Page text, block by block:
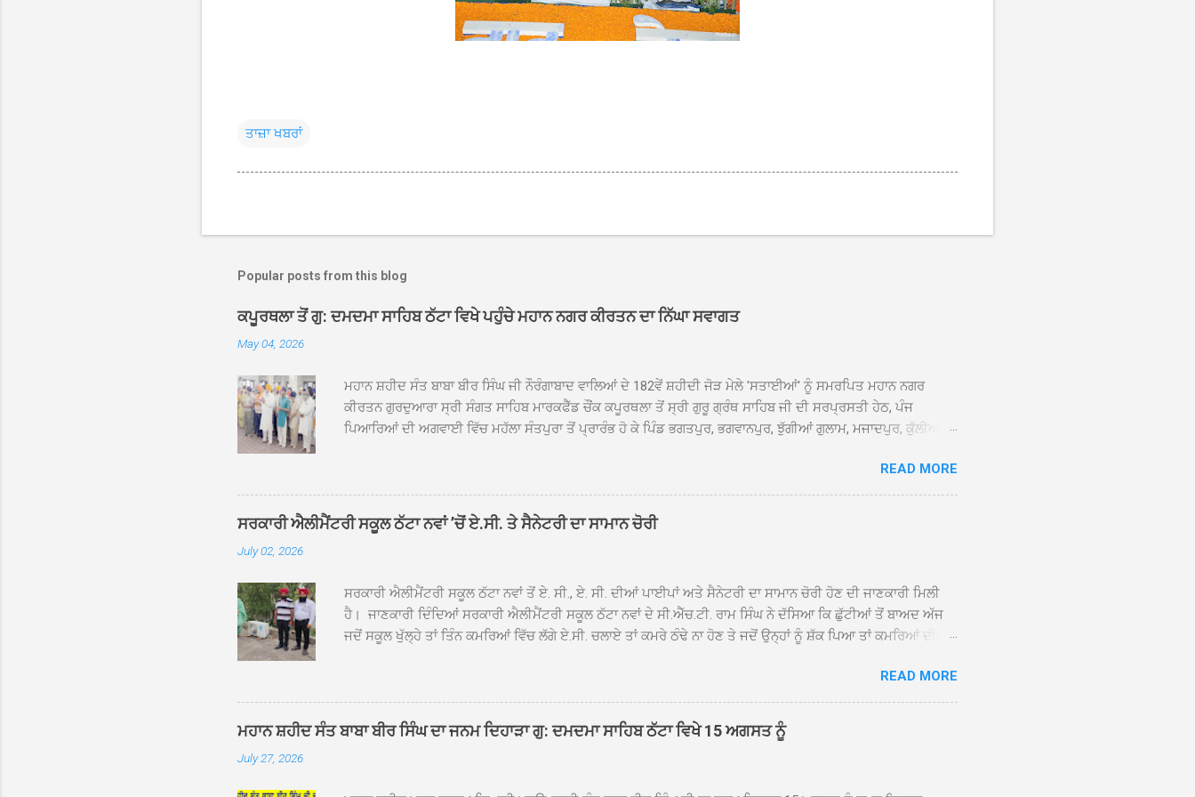
ਤਾਜ਼ਾ ਖਬਰਾਂ
Popular posts from this blog
ਕਪੂਰਥਲਾ ਤੋਂ ਗੁ: ਦਮਦਮਾ ਸਾਹਿਬ ਠੱਟਾ ਵਿਖੇ ਪਹੁੰਚੇ ਮਹਾਨ ਨਗਰ ਕੀਰਤਨ ਦਾ ਨਿੱਘਾ ਸਵਾਗਤ
May 04, 2026
ਮਹਾਨ ਸ਼ਹੀਦ ਸੰਤ ਬਾਬਾ ਬੀਰ ਸਿੰਘ ਜੀ ਨੌਰੰਗਾਬਾਦ ਵਾਲਿਆਂ ਦੇ 182ਵੇਂ ਸ਼ਹੀਦੀ ਜੋੜ ਮੇਲੇ 'ਸਤਾਈਆਂ' ਨੂੰ ਸਮਰਪਿਤ ਮਹਾਨ ਨਗਰ
ਕੀਰਤਨ ਗੁਰਦੁਆਰਾ ਸ੍ਰੀ ਸੰਗਤ ਸਾਹਿਬ ਮਾਰਕਫੈੱਡ ਚੌਂਕ ਕਪੂਰਥਲਾ ਤੋਂ ਸ੍ਰੀ ਗੁਰੂ ਗ੍ਰੰਥ ਸਾਹਿਬ ਜੀ ਦੀ ਸਰਪ੍ਰਸਤੀ ਹੇਠ, ਪੰਜ
ਪਿਆਰਿਆਂ ਦੀ ਅਗਵਾਈ ਵਿੱਚ ਮਹੱਲਾ ਸੰਤਪੁਰਾ ਤੋਂ ਪ੍ਰਾਰੰਭ ਹੋ ਕੇ ਪਿੰਡ ਭਗਤਪੁਰ, ਭਗਵਾਨਪੁਰ, ਝੁੱਗੀਆਂ ਗੁਲਾਮ, ਮਜਾਦਪੁਰ, ਕੁੱਲੀਆਂ,
ਦਮਦਮਾ ਸਾਹਿਬ ਠੱਟਾ ਵਿਖੇ ਪਹੁੰਚਿਆ। ਨਗਰ ਕੀਰਤਨ ਦੇ ਗੁਰਦੁਆਰਾ ਸ੍ਰੀ ਦਮਦਮਾ ਸਾਹਿਬ ਠੱਟਾ ਵਿਖੇ ਪਹੁੰਚਣ ’ਤੇ ਮੁੱਖ ਸੇਵਾਦਾਰ
ਸੰਤ ਬਾਬਾ ਹਰਜੀਤ ਸਿੰਘ ਤੇ ਇਲਾਕੇ ਦੀਆਂ ਸੰਗਤਾਂ ਵੱਲੋਂ ਜੈਕਾਰਿਆਂ ਦੀ ਗੂੰਜ ਵਿਚ ਨਿੱਘਾ ਸਵਾਗਤ ਕੀਤਾ ਗਿਆ। ਗੁਰਦੁਆਰਾ ਸ੍ਰੀ
ਦਮਦਮਾ ਸਾਹਿਬ ਠੱਟਾ ਵਿਖੇ ਨਗਰ ਕੀਰਤਨ ਦੇ ਸਮਾਪਤੀ ਦੀ ਅਰਦਾਸ ਹੋਈ। ਇਸ ਮੌਕੇ ਪੰਜ ਪਿਆਰੇ ਸਾਹਿਬਾਨ ਤੇ ਨਗਰ ਕੀਰਤਨ ਦੇ
ਪ੍ਰਬੰਧਕਾਂ ਦਾ ਗੁਰਦੁਆਰਾ ਦਮਦਮਾ ਸਾਹਿਬ ਠੱਟਾ ਦੇ ਮੁੱਖ ਸੇਵਾਦਾਰ ਸੰਤ ਬਾਬਾ ਹਰਜੀਤ ਸਿੰਘ ਵੱਲੋਂ ਸਿਰੋਪਾਓ ਦੇ ਕੇ ਵਿਸ਼ੇਸ਼ ਤੌਰ ’ਤੇ
READ MORE
ਸਰਕਾਰੀ ਐਲੀਮੈਂਟਰੀ ਸਕੂਲ ਠੱਟਾ ਨਵਾਂ ’ਚੋਂ ਏ.ਸੀ. ਤੇ ਸੈਨੇਟਰੀ ਦਾ ਸਾਮਾਨ ਚੋਰੀ
July 02, 2026
ਸਰਕਾਰੀ ਐਲੀਮੈਂਟਰੀ ਸਕੂਲ ਠੱਟਾ ਨਵਾਂ ਤੋਂ ਏ. ਸੀ., ਏ. ਸੀ. ਦੀਆਂ ਪਾਈਪਾਂ ਅਤੇ ਸੈਨੇਟਰੀ ਦਾ ਸਾਮਾਨ ਚੋਰੀ ਹੋਣ ਦੀ ਜਾਣਕਾਰੀ ਮਿਲੀ
ਹੈ। ਜਾਣਕਾਰੀ ਦਿੰਦਿਆਂ ਸਰਕਾਰੀ ਐਲੀਮੈਂਟਰੀ ਸਕੂਲ ਠੱਟਾ ਨਵਾਂ ਦੇ ਸੀ.ਐੱਚ.ਟੀ. ਰਾਮ ਸਿੰਘ ਨੇ ਦੱਸਿਆ ਕਿ ਛੁੱਟੀਆਂ ਤੋਂ ਬਾਅਦ ਅੱਜ
ਜਦੋਂ ਸਕੂਲ ਖੁੱਲ੍ਹੇ ਤਾਂ ਤਿੰਨ ਕਮਰਿਆਂ ਵਿੱਚ ਲੱਗੇ ਏ.ਸੀ. ਚਲਾਏ ਤਾਂ ਕਮਰੇ ਠੰਢੇ ਨਾ ਹੋਣ ਤੇ ਜਦੋਂ ਉਨ੍ਹਾਂ ਨੂੰ ਸ਼ੱਕ ਪਿਆ ਤਾਂ ਕਮਰਿਆਂ ਦੀਆਂ
ਹੋਈਆਂ ਸਨ। ਉਨ੍ਹਾਂ ਦੱਸਿਆ ਕਿ ਉਹ ਛੁੱਟੀਆਂ ਦੌਰਾਨ ਵੀ ਸਕੂਲ ਗੇੜਾ ਮਾਰਦੇ ਸਨ ਅਤੇ 20 ਜੂਨ ਤੱਕ ਸਭ ਠੀਕ ਸੀ। ਚੋਰੀ ਦੀ ਘਟਨਾ
20 ਤੋਂ 30 ਜੂਨ ਵਿਚਕਾਰ ਹੋਈ ਜਾਪਦੀ ਹੈ। ਇਸ ਮੌਕੇ ਸਕੂਲ ਸਟਾਫ ਮੈਂਬਰਾਂ ਅੰਜੂ ਬਾਲਾ, ਹਰਜੀਤ ਕੌਰ, ਕਮਲਪ੍ਰੀਤ ਕੌਰ ਅਤੇ ਹਰਵਿੰਦਰ
ਸਿੰਘ ਟੋਡਰਵਾਲ ਨੇ ਦੱਸਿਆ ਕਿ ਸਕੂਲ ਵਿੱਚ ਪਿਛਲੇ ਸਾਲ ਤਿੰਨ ਏ. ਸੀ. ਲਾਉਣ ਦੀ ਸੇਵਾ ਸੀ.ਐੱਚ.ਟੀ. ਰਾਮ ਸਿੰਘ ਵੱਲੋਂ ਕੀਤੀ ਗਈ ਸੀ
ਜਿਸ ਦੀ ਮਾਪਿਆਂ ਨੇ ਖੂਬ ਪ੍ਰਸੰਸਾ ਕੀਤੀ ਸੀ। ਉਨ੍ਹਾਂ ਦੱਸਿਆ ਕਿ ਏਸੀ ਚੋਰੀ ਹੋਣ ਨਾਲ ਬੱਚਿਆਂ ਦੇ ਮਾਪਿਆਂ ਵਿੱਚ ਭਾਰੀ ਰੋਸ ਹੈ ਅਤੇ
READ MORE
ਮਹਾਨ ਸ਼ਹੀਦ ਸੰਤ ਬਾਬਾ ਬੀਰ ਸਿੰਘ ਦਾ ਜਨਮ ਦਿਹਾੜਾ ਗੁ: ਦਮਦਮਾ ਸਾਹਿਬ ਠੱਟਾ ਵਿਖੇ 15 ਅਗਸਤ ਨੂੰ
July 27, 2026